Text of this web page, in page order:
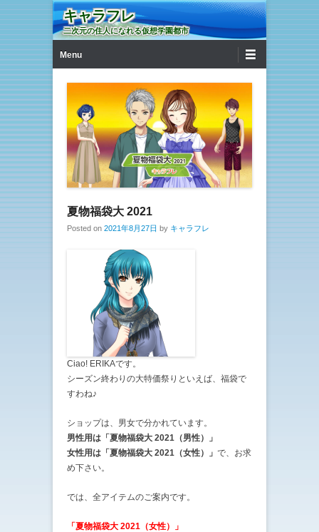
キャラフレ
二次元の住人になれる仮想学園都市
Menu
夏物福袋大 2021
Posted on 2021年8月27日 by キャラフレ
Ciao! ERIKAです。
シーズン終わりの大特価祭りといえば、福袋で
すわね♪
ショップは、男女で分かれています。
男性用は「夏物福袋大 2021（男性）」
女性用は「夏物福袋大 2021（女性）」 で、お求
め下さい。
では、全アイテムのご案内です。
「夏物福袋大 2021（女性）」